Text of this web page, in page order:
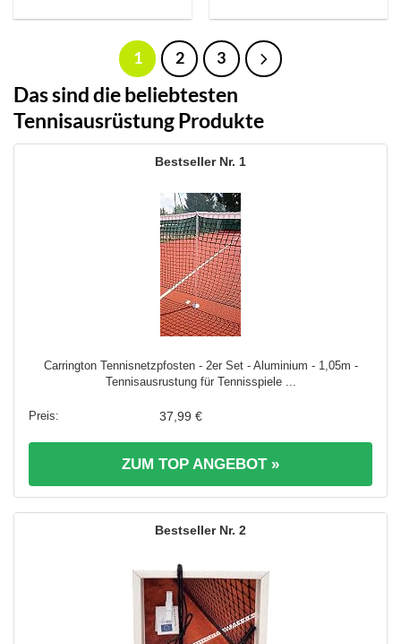
1 2 3
Das sind die beliebtesten
Tennisausrüstung Produkte
1
Carrington Tennisnetzpfosten - 2er Set - Aluminium - 1,05m -
Tennisausrustung für Tennisspiele ...
37,99 €
ZUM TOP ANGEBOT »
2